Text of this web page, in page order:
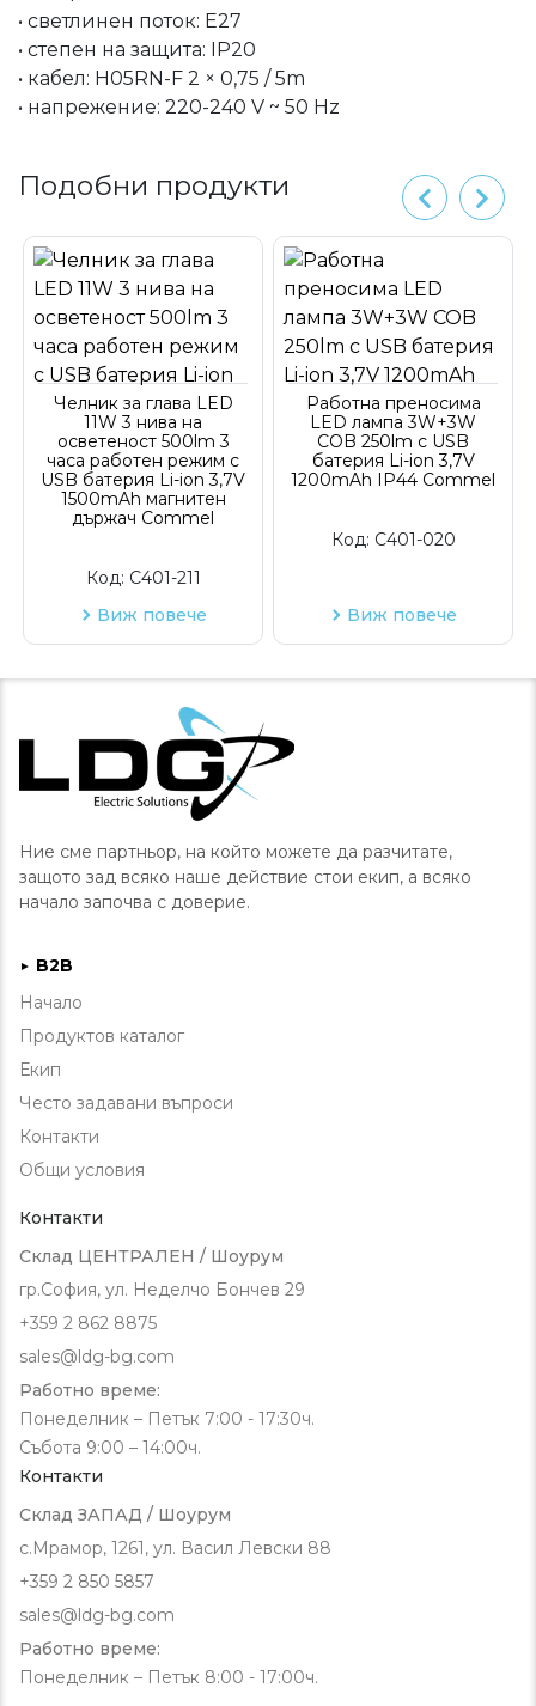
• светлинен поток: E27
• степен на защита: IP20
• кабел: H05RN-F 2 × 0,75 / 5m
• напрежение: 220-240 V ~ 50 Hz
Подобни продукти
Челник за глава LED
11W 3 нива на
осветеност 500lm 3
часа работен режим с
USB батерия Li-ion 3,7V
1500mAh магнитен
държач Commel
Код: C401-211
Виж повече
Работна преносима
LED лампа 3W+3W
COB 250lm с USB
батерия Li-ion 3,7V
1200mAh IP44 Commel
Код: C401-020
Виж повече
Ние сме партньор, на който можете да разчитате,
защото зад всяко наше действие стои екип, а всяко
начало започва с доверие.
► B2B
Начало
Продуктов каталог
Екип
Често задавани въпроси
Контакти
Общи условия
Контакти
Склад ЦЕНТРАЛЕН / Шоурум
гр.София, ул. Неделчо Бончев 29
+359 2 862 8875
sales@ldg-bg.com
Работно време:
Понеделник – Петък 7:00 - 17:30ч.
Събота 9:00 – 14:00ч.
Контакти
Склад ЗАПАД / Шоурум
с.Мрамор, 1261, ул. Васил Левски 88
+359 2 850 5857
sales@ldg-bg.com
Работно време:
Понеделник – Петък 8:00 - 17:00ч.